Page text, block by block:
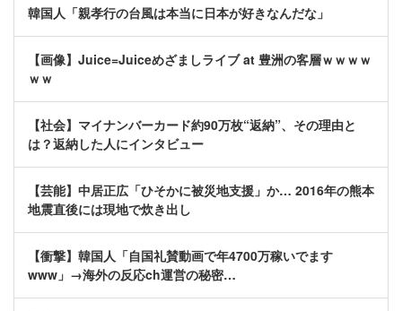
韓国人「親孝行の台風は本当に日本が好きなんだな」
【画像】Juice=Juiceめざましライブ at 豊洲の客層ｗｗｗｗ
ｗｗ
【社会】マイナンバーカード約90万枚“返納”、その理由と
は？返納した人にインタビュー
【芸能】中居正広「ひそかに被災地支援」か… 2016年の熊本
地震直後には現地で炊き出し
【衝撃】韓国人「自国礼賛動画で年4700万稼いでます
www」→海外の反応ch運営の秘密…